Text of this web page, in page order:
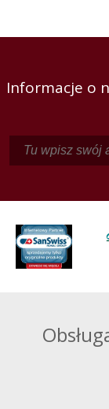
Informacje o